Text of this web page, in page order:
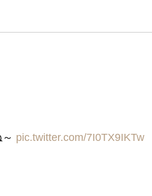
pic.twitter.com/7I0TX9IKTw